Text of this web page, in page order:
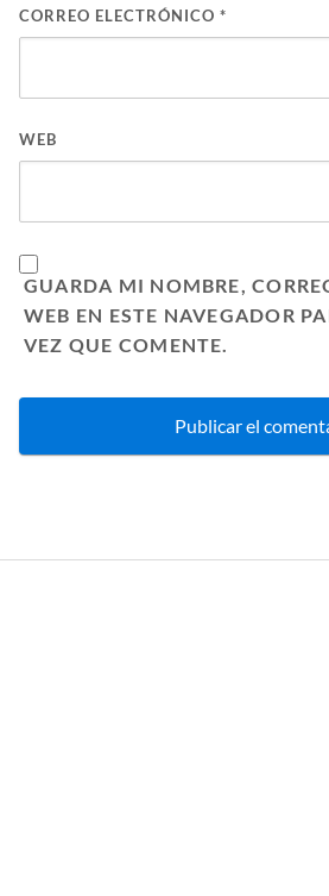
CORREO ELECTRÓNICO *
WEB
GUARDA MI NOMBRE,
WEB EN ESTE NAVEGADOR
VEZ QUE COMENTE.